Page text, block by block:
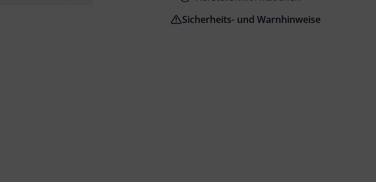
Sicherheits- und Warnhinweise